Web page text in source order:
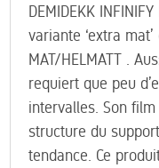
DEMIDEKK
variante ‘extra mat’
MAT/HELMATT .
requiert que peu
intervalles. Son
structure du
tendance. Ce